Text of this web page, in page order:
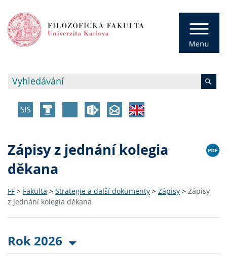
Zápisy z jednání kolegia
děkana
FF > Fakulta > Strategie a další dokumenty > Zápisy > Zápisy
z jednání kolegia děkana
Rok 2026